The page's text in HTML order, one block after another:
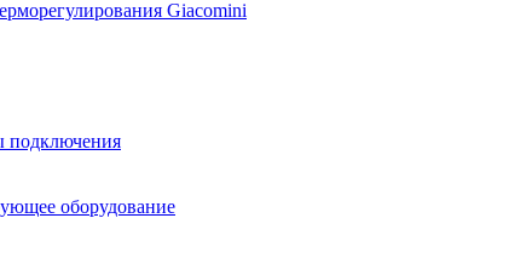
Giacomini
подключения
оборудование